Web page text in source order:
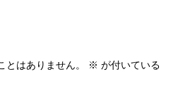
とはありません。 ※ が付いている